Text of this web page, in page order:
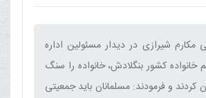
مکارم شیرازی در دیدار مسئولین اداره
کشور بنگلادش، خانواده را سنگ
کردند و فرمودند: مسلمانان باید جمعیتی